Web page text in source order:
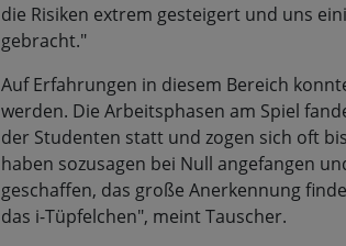
die Risiken extrem gesteigert und uns
gebracht."
Auf Erfahrungen in diesem Bereich
werden. Die Arbeitsphasen am Spiel
der Studenten statt und zogen sich oft
haben sozusagen bei Null angefangen
geschaffen, das große Anerkennung
das i-Tüpfelchen", meint Tauscher.